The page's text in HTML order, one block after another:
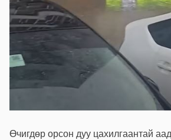
Өчигдөр орсон дуу цахилгаантай